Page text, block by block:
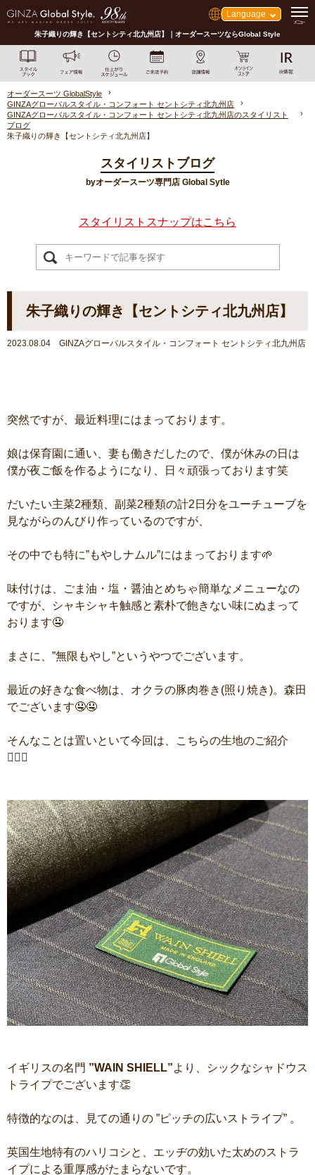
Language
朱子織りの輝き【セントシティ北九州店】｜オーダースーツならGlobal Style
オーダースーツ GlobalStyle
GINZAグローバルスタイル・コンフォート セントシティ北九州店
GINZAグローバルスタイル・コンフォート セントシティ北九州店のスタイリスト
ブログ
朱子織りの輝き【セントシティ北九州店】
スタイリストブログ
byオーダースーツ専門店 Global Sytle
スタイリストスナップはこちら
朱子織りの輝き【セントシティ北九州店】
2023.08.04 GINZAグローバルスタイル・コンフォート セントシティ北九州店
突然ですが、最近料理にはまっております。
娘は保育園に通い、妻も働きだしたので、僕が休みの日は
僕が夜ご飯を作るようになり、日々頑張っております笑
だいたい主菜2種類、副菜2種類の計2日分をユーチューブを
見ながらのんびり作っているのですが、
その中でも特に”もやしナムル”にはまっております🌱
味付けは、ごま油・塩・醤油とめちゃ簡単なメニューなの
ですが、シャキシャキ触感と素朴で飽きない味にぬまって
おります🤤
まさに、”無限もやし”というやつでございます。
最近の好きな食べ物は、オクラの豚肉巻き(照り焼き)。森田
でございます🤤🤤
そんなことは置いといて今回は、こちらの生地のご紹介
💁🏻‍♂️
イギリスの名門 ”WAIN SHIELL”より、シックなシャドウス
トライプでございます👏
特徴的なのは、見ての通りの ”ピッチの広いストライプ” 。
英国生地特有のハリコシと、エッヂの効いた太めのストラ
イプによる重厚感がたまらないです。